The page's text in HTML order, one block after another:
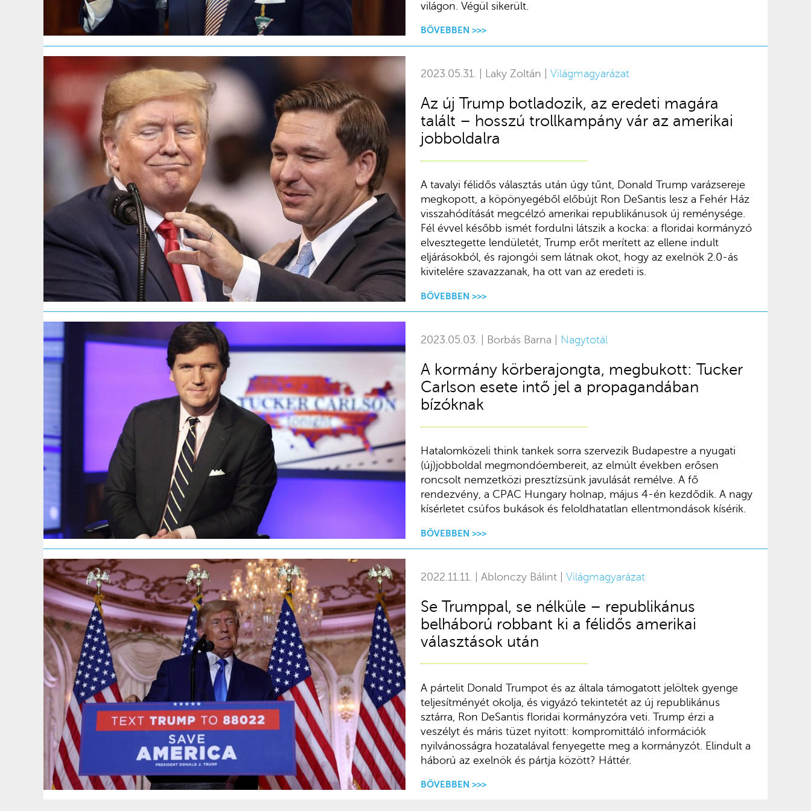
világon. Végül sikerült.
BŐVEBBEN >>>
2023.05.31. | Laky Zoltán | Világmagyarázat
Az új Trump botladozik, az eredeti magára
talált – hosszú trollkampány vár az amerikai
jobboldalra
A tavalyi félidős választás után úgy tűnt, Donald Trump varázsereje
megkopott, a köpönyegéből előbújt Ron DeSantis lesz a Fehér Ház
visszahódítását megcélzó amerikai republikánusok új reménysége.
Fél évvel később ismét fordulni látszik a kocka: a floridai kormányzó
elvesztegette lendületét, Trump erőt merített az ellene indult
eljárásokból, és rajongói sem látnak okot, hogy az exelnök 2.0-ás
kivitelére szavazzanak, ha ott van az eredeti is.
BŐVEBBEN >>>
2023.05.03. | Borbás Barna | Nagytotál
A kormány körberajongta, megbukott: Tucker
Carlson esete intő jel a propagandában
bízóknak
Hatalomközeli think tankek sorra szervezik Budapestre a nyugati
(új)jobboldal megmondóembereit, az elmúlt években erősen
roncsolt nemzetközi presztízsünk javulását remélve. A fő
rendezvény, a CPAC Hungary holnap, május 4-én kezdődik. A nagy
kísérletet csúfos bukások és feloldhatatlan ellentmondások kísérik.
BŐVEBBEN >>>
2022.11.11. | Ablonczy Bálint | Világmagyarázat
Se Trumppal, se nélküle – republikánus
belháború robbant ki a félidős amerikai
választások után
A pártelit Donald Trumpot és az általa támogatott jelöltek gyenge
teljesítményét okolja, és vigyázó tekintetét az új republikánus
sztárra, Ron DeSantis floridai kormányzóra veti. Trump érzi a
veszélyt és máris tüzet nyitott: kompromittáló információk
nyilvánosságra hozatalával fenyegette meg a kormányzót. Elindult a
háború az exelnök és pártja között? Háttér.
BŐVEBBEN >>>